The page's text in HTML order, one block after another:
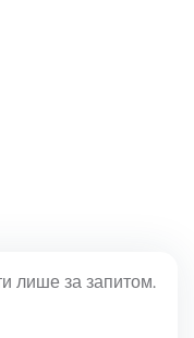
лише за запитом.